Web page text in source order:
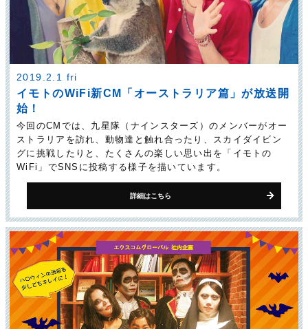
2019.2.1 fri
イモトのWiFi新CM「オーストラリア篇」が放送開
始！
今回のCMでは、九星隊（ナインスターズ）のメンバーがオー
ストラリアを訪れ、動物達と触れ合ったり、スカイダイビン
グに挑戦したりと、たくさんの楽しい思い出を「イモトの
WiFi」でSNSに投稿する様子を描いています。
詳細はこちら